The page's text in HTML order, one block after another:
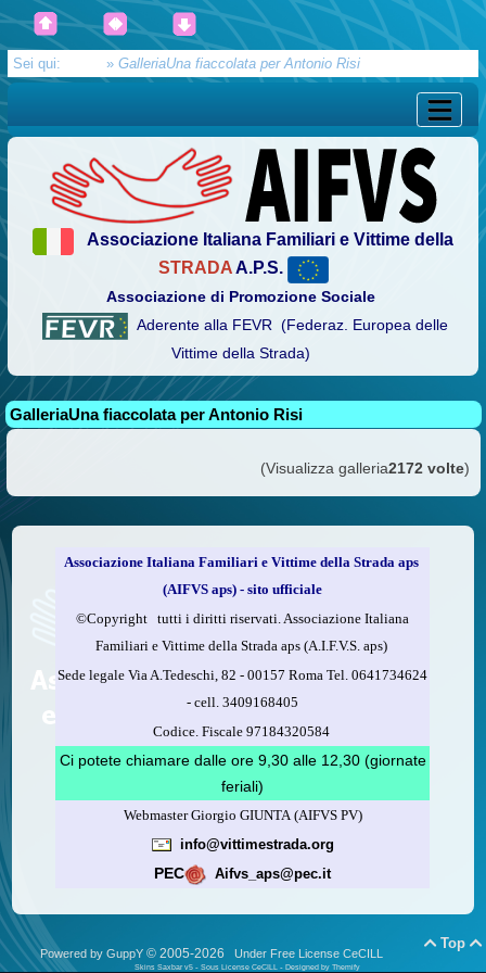
Sei qui: » GalleriaUna fiaccolata per Antonio Risi
Associazione Italiana Familiari e Vittime della
STRADAA.P.S.
Associazione di Promozione Sociale
Aderente alla FEVR (Federaz. Europea delle
Vittime della Strada)
GalleriaUna fiaccolata per Antonio Risi
(Visualizza galleria2172 volte)
Associazione Italiana Familiari e Vittime della Strada aps
(AIFVS aps) - sito ufficiale
©​Copyright tutti i diritti riservati. Associazione Italiana
Familiari e Vittime della Strada aps (A.I.F.V.S. aps)
Sede legale Via A.Tedeschi, 82 - 00157 Roma Tel. 0641734624
-cell.3409168405
Codice. Fiscale 97184320584
Ci potete chiamare dalle ore 9,30 alle 12,30 (giornate
feriali)
Webmaster Giorgio GIUNTA (AIFVS PV)
info@vittimestrada.org
PEC Aifvs_aps@pec.it
Top 
Powered by GuppY © 2005-2026 Under Free License CeCILL
Skins Saxbar v5 - Sous License CeCILL - Designed by Themify